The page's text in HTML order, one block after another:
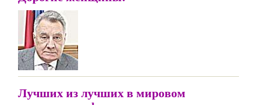
Лучших из лучших в мировом